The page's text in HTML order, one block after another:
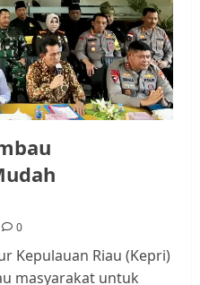
0
Kepulauan Riau (Kepri)
masyarakat untuk